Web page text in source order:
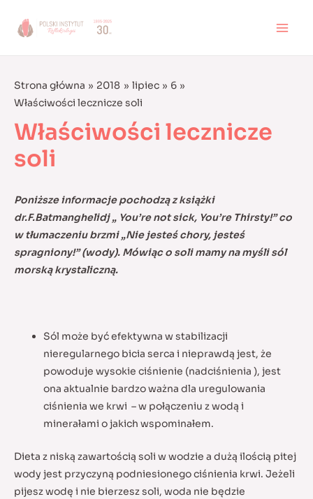
Strona główna 2018 lipiec
6
Właściwości lecznicze soli
Właściwości lecznicze
soli
Poniższe informacje pochodzą z książki
dr.F.Batmanghelidj „ You’re not sick, You’re Thirsty!” co
w tłumaczeniu brzmi „Nie jesteś chory, jesteś
spragniony!” (wody). Mówiąc o soli mamy na myśli sól
morską krystaliczną.
Sól może być efektywna w stabilizacji
nieregularnego bicia serca i nieprawdą jest, że
powoduje wysokie ciśnienie (nadciśnienia ), jest
ona aktualnie bardzo ważna dla uregulowania
ciśnienia we krwi – w połączeniu z wodą i
minerałami o jakich wspominałem.
Dieta z niską zawartością soli w wodzie a dużą ilością pitej
wody jest przyczyną podniesionego ciśnienia krwi. Jeżeli
pijesz wodę i nie bierzesz soli, woda nie będzie